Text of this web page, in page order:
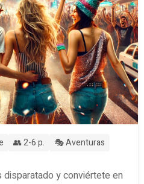
👥 2-6 p.
🎭 Aventuras
y conviértete en